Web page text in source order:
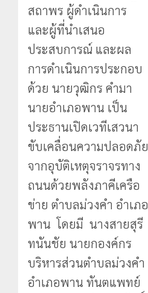
สถาพร ผู้ดำเนินการ
และผู้ที่นำเสนอ
ประสบการณ์ และผล
การดำเนินการประกอบ
ด้วย นายวุฒิกร คำมา
นายอำเภอพาน เป็น
ประธานเปิดเวทีเสวนา
ขับเคลื่อนความปลอดภัย
จากอุบัติเหตุจราจรทาง
ถนนด้วยพลังภาคีเครือ
ข่าย ตำบลม่วงคำ อำเภอ
พาน โดยมี นางสายสุรี
ทนันชัย นายกองค์กร
บริหารส่วนตำบลม่วงคำ
อำเภอพาน ทันตแพทย์